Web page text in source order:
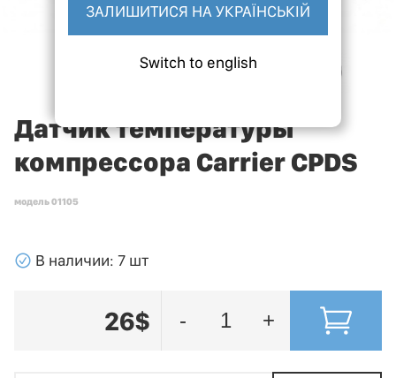
ЗАЛИШИТИСЯ НА УКРАЇНСЬКІЙ
Switch to english
Датчик температуры
компрессора Carrier CPDS
модель 01105
􀁢 В наличии: 7 шт
26$ - +